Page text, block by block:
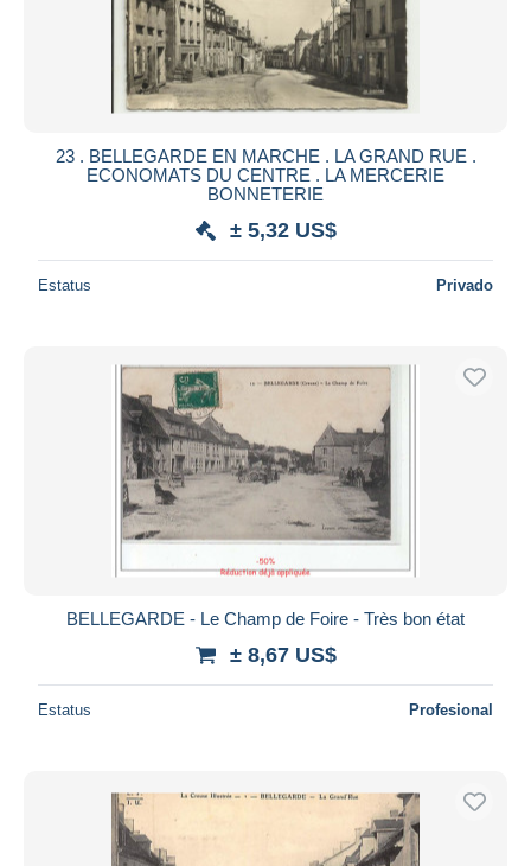
23 . BELLEGARDE EN MARCHE . LA GRAND RUE .
ECONOMATS DU CENTRE . LA MERCERIE
BONNETERIE
± 5,32 US$
Estatus Privado
BELLEGARDE - Le Champ de Foire - Très bon état
± 8,67 US$
Estatus Profesional